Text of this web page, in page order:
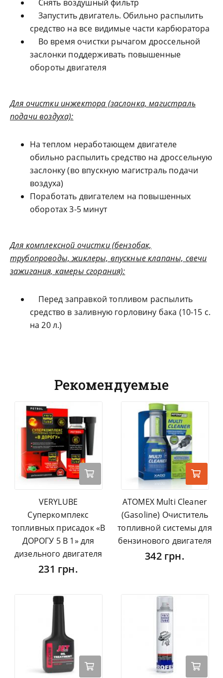
Снять воздушный фильтр
Запустить двигатель. Обильно распылить
средство на все видимые части карбюратора
Во время очистки рычагом дроссельной
заслонки поддерживать повышенные
обороты двигателя
Для очистки инжектора (заслонка, магистраль
подачи воздуха):
На теплом неработающем двигателе
обильно распылить средство на дроссельную
заслонку (во впускную магистраль подачи
воздуха)
Поработать двигателем на повышенных
оборотах 3-5 минут
Для комплексной очистки (бензобак,
трубопроводы, жиклеры, впускные клапаны, свечи
зажигания, камеры сгорания):
Перед заправкой топливом распылить
средство в заливную горловину бака (10-15 с.
на 20 л.)
Рекомендуемые
VERYLUBE
Суперкомплекс
топливных присадок «В
ДОРОГУ 5 В 1» для
дизельного двигателя
231 грн.
ATOMEX Multi Cleaner
(Gasoline) Очиститель
топливной системы для
бензинового двигателя
342 грн.